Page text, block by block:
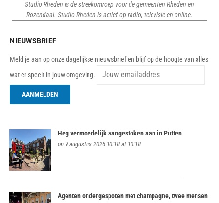
Studio Rheden is de streekomroep voor de gemeenten Rheden en
Rozendaal. Studio Rheden is actief op radio, televisie en online.
NIEUWSBRIEF
Meld je aan op onze dagelijkse nieuwsbrief en blijf op de hoogte van alles
wat er speelt in jouw omgeving.
Heg vermoedelijk aangestoken aan in Putten
on 9 augustus 2026 10:18 at 10:18
Agenten ondergespoten met champagne, twee mensen